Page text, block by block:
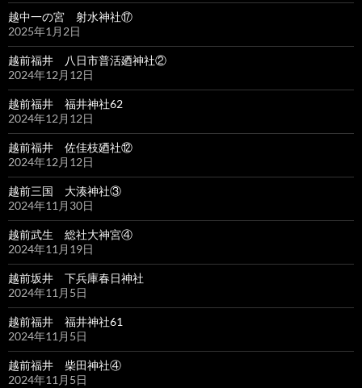
越中一の宮 射水神社⑰
2025年1月2日
越前福井 八日市普活廼神社②
2024年12月12日
越前福井 福井神社62
2024年12月12日
越前福井 佐佳枝廼社⑫
2024年12月12日
越前三国 大湊神社③
2024年11月30日
越前武生 総社大神宮④
2024年11月19日
越前坂井 下兵庫春日神社
2024年11月5日
越前福井 福井神社61
2024年11月5日
越前福井 柴田神社④
2024年11月5日